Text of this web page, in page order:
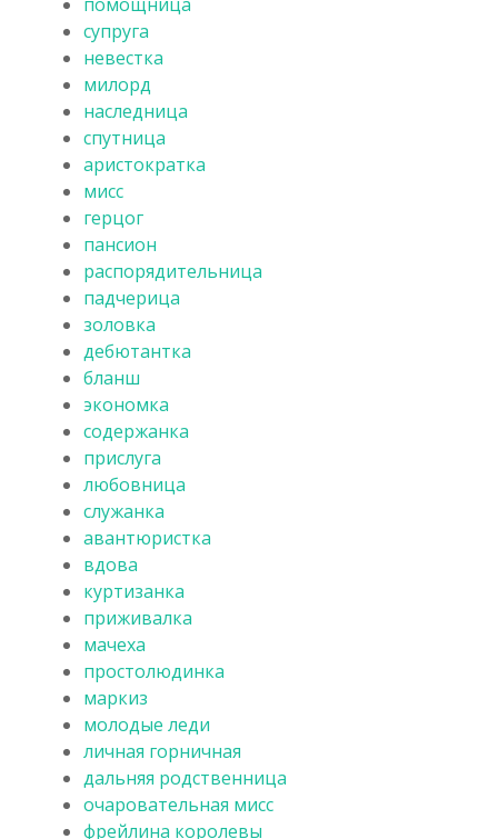
супруга
невестка
милорд
наследница
спутница
аристократка
мисс
герцог
пансион
распорядительница
падчерица
золовка
дебютантка
бланш
экономка
содержанка
прислуга
любовница
служанка
авантюристка
вдова
куртизанка
приживалка
мачеха
простолюдинка
маркиз
молодые леди
личная горничная
дальняя родственница
очаровательная мисс
фрейлина королевы